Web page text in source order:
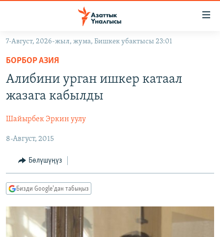
Навигацияга
өтүңүз
Издөөгө
салыңыз
КЫРГЫЗСТАН
ЭКОНОМИКА
МАДАНИЯТ
БОРБОР АЗИЯ
АТАЙЫН ИЛИКТӨӨ
ТВ ПРОГРАММАЛАР
БҮГҮН АЗАТТЫКТА
БИЗ ЖАНА ДҮЙНӨ
ДАНИСТЕ
ЭЖЕ-СИҢДИЛЕР
ПОДКАСТ
ӨЗГӨЧӨ ПИКИР
ОНЛАЙН ШЕРИНЕ
7-Август, 2026-жыл, жума, Бишкек убактысы 23:01
БОРБОР АЗИЯ
Алибини урган ишкер катаал
жазага кабылды
Шайырбек Эркин уулу
8-Август, 2015
Бөлүшүңүз
Бизди Google'дан табыңыз